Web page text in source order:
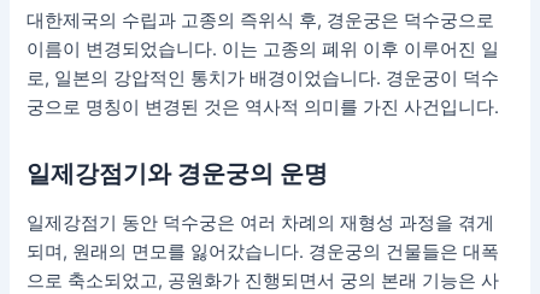
대한제국의 수립과 고종의 즉위식 후, 경운궁은 덕수궁으로
이름이 변경되었습니다. 이는 고종의 폐위 이후 이루어진 일
로, 일본의 강압적인 통치가 배경이었습니다. 경운궁이 덕수
궁으로 명칭이 변경된 것은 역사적 의미를 가진 사건입니다.
일제강점기와 경운궁의 운명
일제강점기 동안 덕수궁은 여러 차례의 재형성 과정을 겪게
되며, 원래의 면모를 잃어갔습니다. 경운궁의 건물들은 대폭
으로 축소되었고, 공원화가 진행되면서 궁의 본래 기능은 사